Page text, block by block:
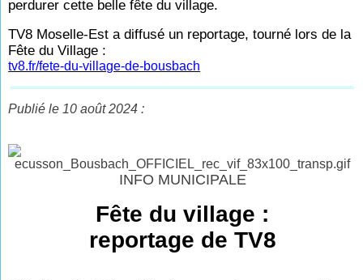
perdurer cette belle fête du village.
TV8 Moselle-Est a diffusé un reportage, tourné lors de la
Fête du Village :
tv8.fr/fete-du-village-de-bousbach
Publié le 10 août 2024 :
INFO MUNICIPALE
Fête du village :
reportage de TV8